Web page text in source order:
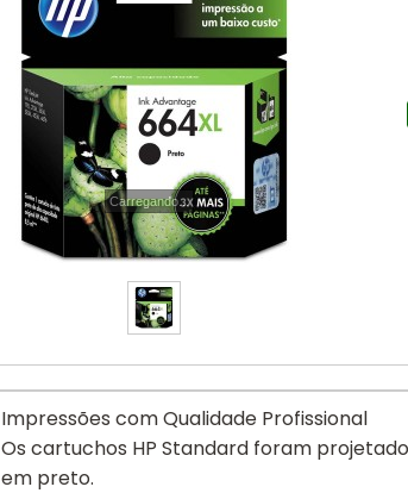
Carregando...
Impressões com Qualidade Profissional
Os cartuchos HP Standard foram
em preto.